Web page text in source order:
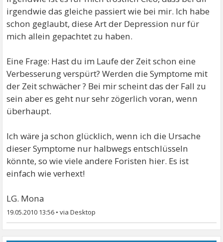
irgendwie das gleiche passiert wie bei mir. Ich habe
schon geglaubt, diese Art der Depression nur für
mich allein gepachtet zu haben.
Eine Frage: Hast du im Laufe der Zeit schon eine
Verbesserung verspürt? Werden die Symptome mit
der Zeit schwächer ? Bei mir scheint das der Fall zu
sein aber es geht nur sehr zögerlich voran, wenn
überhaupt.
Ich wäre ja schon glücklich, wenn ich die Ursache
dieser Symptome nur halbwegs entschlüsseln
könnte, so wie viele andere Foristen hier. Es ist
einfach wie verhext!
LG. Mona
19.05.2010 13:56 •